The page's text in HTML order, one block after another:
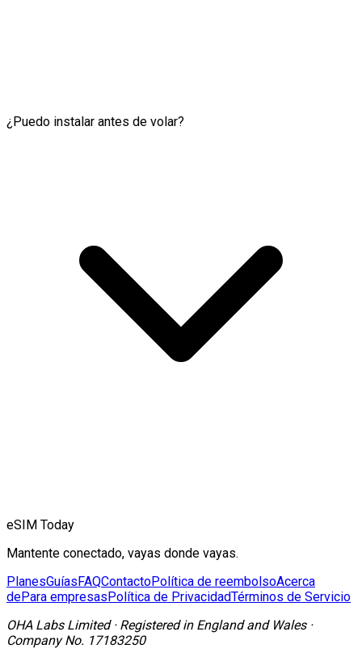
¿Puedo instalar antes de volar?
eSIM Today
Mantente conectado, vayas donde vayas.
PlanesGuías FAQContactoPolítica de reembolsoAcerca
dePara empresas Política de PrivacidadTérminos de Servicio
OHA Labs Limited· Registered in England and Wales·
Company No. 17183250